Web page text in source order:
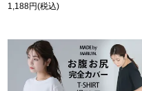
1,188円(税込)